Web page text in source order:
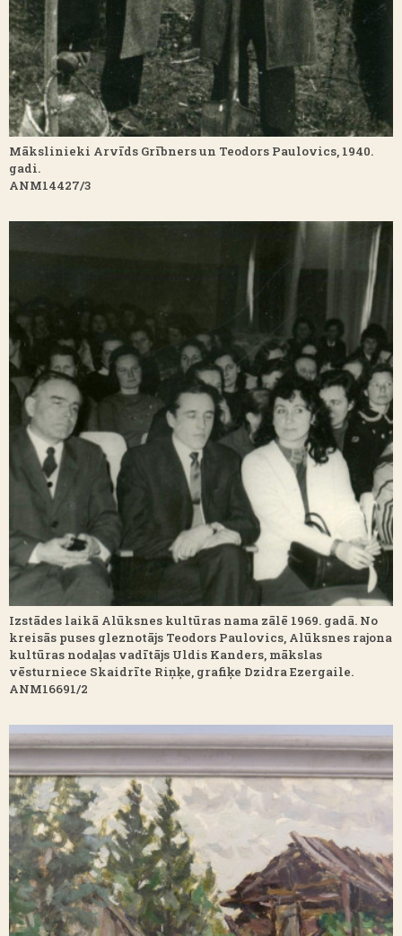
Mākslinieki Arvīds Grībners un Teodors Paulovics, 1940.
gadi.
ANM14427/3
Izstādes laikā Alūksnes kultūras nama zālē 1969. gadā. No
kreisās puses gleznotājs Teodors Paulovics, Alūksnes rajona
kultūras nodaļas vadītājs Uldis Kanders, mākslas
vēsturniece Skaidrīte Riņķe, grafiķe Dzidra Ezergaile.
ANM16691/2